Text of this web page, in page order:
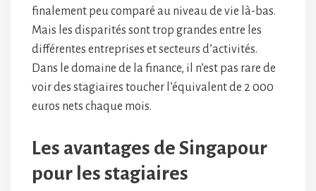
finalement peu comparé au niveau de vie là-bas.
Mais les disparités sont trop grandes entre les
différentes entreprises et secteurs d’activités.
Dans le domaine de la finance, il n’est pas rare de
voir des stagiaires toucher l’équivalent de 2 000
euros nets chaque mois.
Les avantages de Singapour
pour les stagiaires